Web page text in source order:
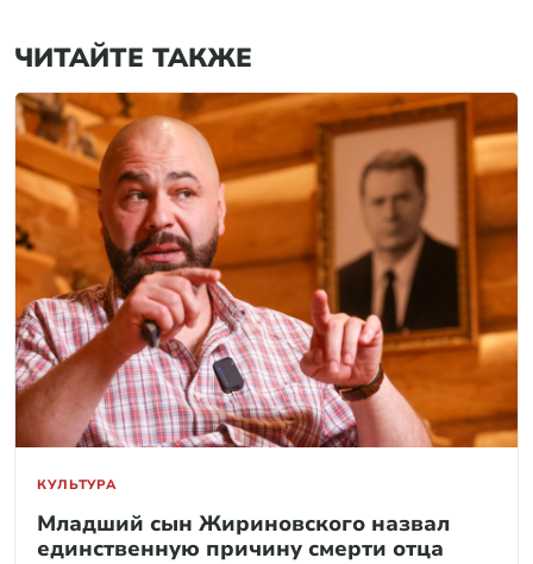
ЧИТАЙТЕ ТАКЖЕ
КУЛЬТУРА
Младший сын Жириновского назвал
единственную причину смерти отца